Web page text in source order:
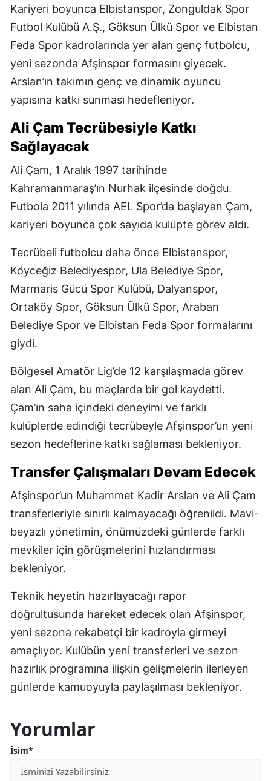
Kariyeri boyunca Elbistanspor, Zonguldak Spor
Futbol Kulübü A.Ş., Göksun Ülkü Spor ve Elbistan
Feda Spor kadrolarında yer alan genç futbolcu,
yeni sezonda Afşinspor formasını giyecek.
Arslan’ın takımın genç ve dinamik oyuncu
yapısına katkı sunması hedefleniyor.
Ali Çam Tecrübesiyle Katkı
Sağlayacak
Ali Çam, 1 Aralık 1997 tarihinde
Kahramanmaraş’ın Nurhak ilçesinde doğdu.
Futbola 2011 yılında AEL Spor’da başlayan Çam,
kariyeri boyunca çok sayıda kulüpte görev aldı.
Tecrübeli futbolcu daha önce Elbistanspor,
Köyceğiz Belediyespor, Ula Belediye Spor,
Marmaris Gücü Spor Kulübü, Dalyanspor,
Ortaköy Spor, Göksun Ülkü Spor, Araban
Belediye Spor ve Elbistan Feda Spor formalarını
giydi.
Bölgesel Amatör Lig’de 12 karşılaşmada görev
alan Ali Çam, bu maçlarda bir gol kaydetti.
Çam’ın saha içindeki deneyimi ve farklı
kulüplerde edindiği tecrübeyle Afşinspor’un yeni
sezon hedeflerine katkı sağlaması bekleniyor.
Transfer Çalışmaları Devam Edecek
Afşinspor’un Muhammet Kadir Arslan ve Ali Çam
transferleriyle sınırlı kalmayacağı öğrenildi. Mavi-
beyazlı yönetimin, önümüzdeki günlerde farklı
mevkiler için görüşmelerini hızlandırması
bekleniyor.
Teknik heyetin hazırlayacağı rapor
doğrultusunda hareket edecek olan Afşinspor,
yeni sezona rekabetçi bir kadroyla girmeyi
amaçlıyor. Kulübün yeni transferleri ve sezon
hazırlık programına ilişkin gelişmelerin ilerleyen
günlerde kamuoyuyla paylaşılması bekleniyor.
Yorumlar
İsim*